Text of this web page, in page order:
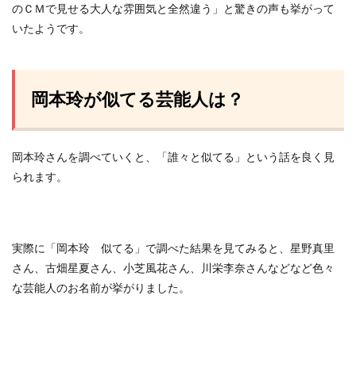
のＣＭで見せる大人な雰囲気と全然違う」と驚きの声も挙がって
いたようです。
岡本玲が似てる芸能人は？
岡本玲さんを調べていくと、「誰々と似てる」という話を良く見
られます。
実際に「岡本玲 似てる」で調べた結果を見てみると、星野真里
さん、古畑星夏さん、小芝風花さん、川栄李奈さんなどなど色々
な芸能人のお名前が挙がりました。